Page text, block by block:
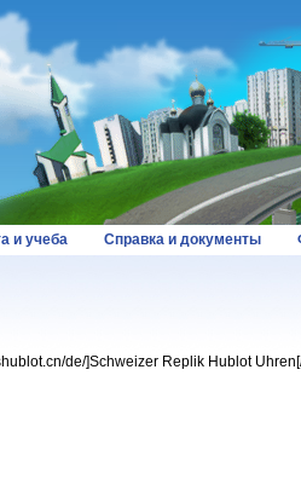
и учеба Справка и документы
de/]Schweizer Replik Hublot